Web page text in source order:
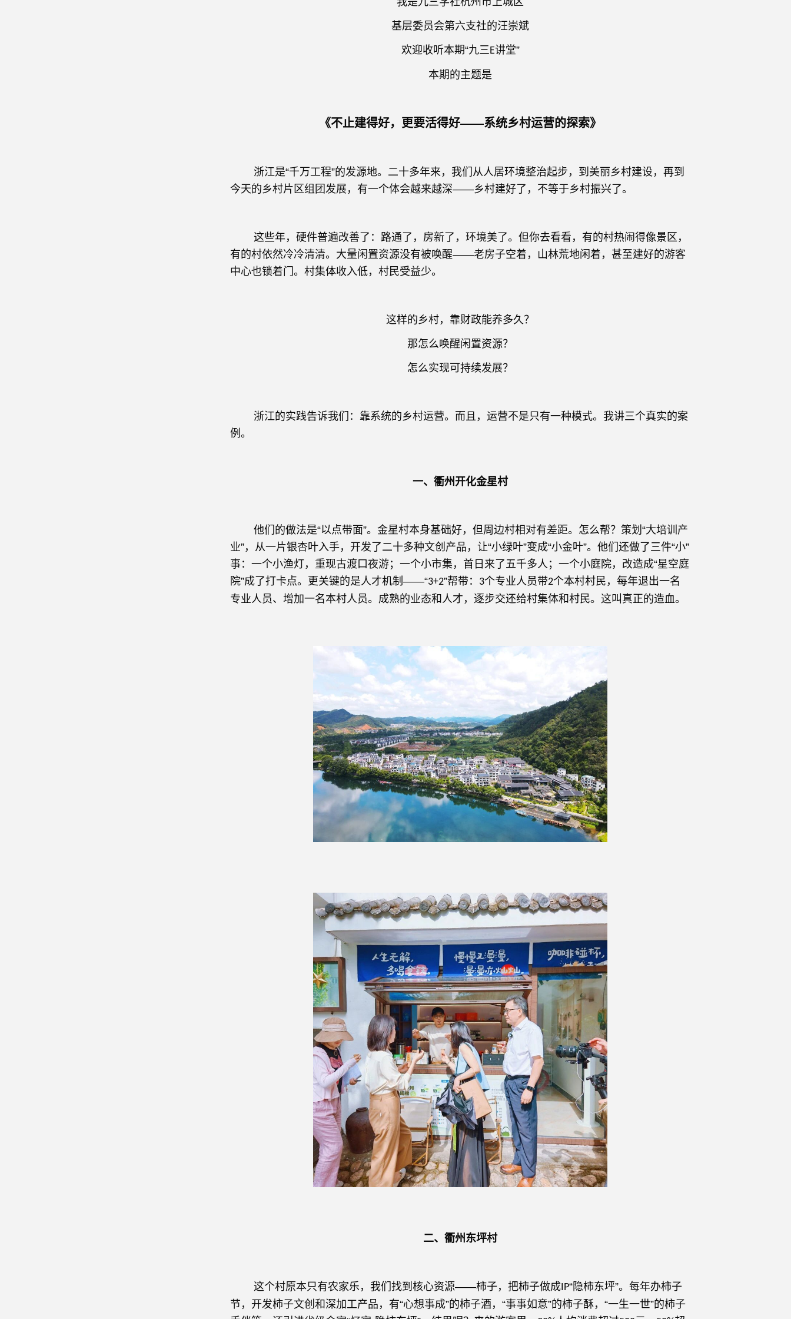
基层委员会第六支社的汪崇斌
欢迎收听本期“九三E讲堂”
本期的主题是
《不止建得好，更要活得好——系统乡村运营的探索》
浙江是“千万工程”的发源地。二十多年来，我们从人居环境整治起步，到美丽乡村建设，再到
今天的乡村片区组团发展，有一个体会越来越深——乡村建好了，不等于乡村振兴了。
这些年，硬件普遍改善了：路通了，房新了，环境美了。但你去看看，有的村热闹得像景区，
有的村依然冷冷清清。大量闲置资源没有被唤醒——老房子空着，山林荒地闲着，甚至建好的游客
中心也锁着门。村集体收入低，村民受益少。
这样的乡村，靠财政能养多久？
那怎么唤醒闲置资源？
怎么实现可持续发展？
浙江的实践告诉我们：靠系统的乡村运营。而且，运营不是只有一种模式。我讲三个真实的案
例。
一、衢州开化金星村
他们的做法是“以点带面”。金星村本身基础好，但周边村相对有差距。怎么帮？策划“大培训产
业”，从一片银杏叶入手，开发了二十多种文创产品，让“小绿叶”变成“小金叶”。他们还做了三件“小”
事：一个小渔灯，重现古渡口夜游；一个小市集，首日来了五千多人；一个小庭院，改造成“星空庭
院”成了打卡点。更关键的是人才机制——“3+2”帮带： 3个专业人员带2个本村村民，每年退出一名
专业人员、增加一名本村人员。成熟的业态和人才，逐步交还给村集体和村民。这叫真正的造血。
二、衢州东坪村
这个村原本只有农家乐，我们找到核心资源——柿子，把柿子做成IP“隐柿东坪”。每年办柿子
节，开发柿子文创和深加工产品，有“心想事成”的柿子酒，“事事如意”的柿子酥，“一生一世”的柿子